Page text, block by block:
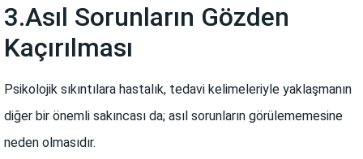
3.Asıl Sorunların Gözden
Kaçırılması
Psikolojik sıkıntılara hastalık, tedavi kelimeleriyle yaklaşmanın
diğer bir önemli sakıncası da; asıl sorunların görülememesine
neden olmasıdır.